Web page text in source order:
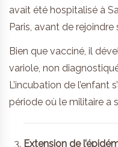
avait été hospitalisé à
Paris, avant de rejoindre
Bien que vacciné, il
variole, non
L’incubation de l’enfant
période où le militaire a
Extension de